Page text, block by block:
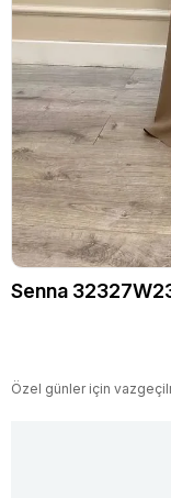
Senna
Özel günler için